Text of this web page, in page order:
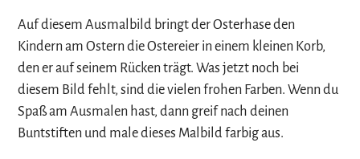
Auf diesem Ausmalbild bringt der Osterhase den
Kindern am Ostern die Ostereier in einem kleinen Korb,
den er auf seinem Rücken trägt. Was jetzt noch bei
diesem Bild fehlt, sind die vielen frohen Farben. Wenn du
Spaß am Ausmalen hast, dann greif nach deinen
Buntstiften und male dieses Malbild farbig aus.